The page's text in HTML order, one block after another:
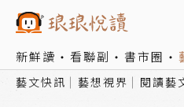
新鮮讀 看聯副 書市圈
藝文快訊 藝想視界 閱讀藝